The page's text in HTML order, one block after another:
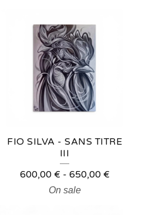
FIO SILVA - SANS TITRE
III
600,00 € - 650,00 €
On sale